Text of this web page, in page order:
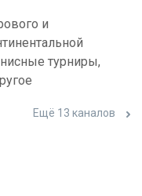
и
турниры,
Ещё 13 каналов